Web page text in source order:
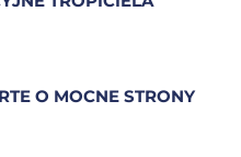
O MOCNE STRONY